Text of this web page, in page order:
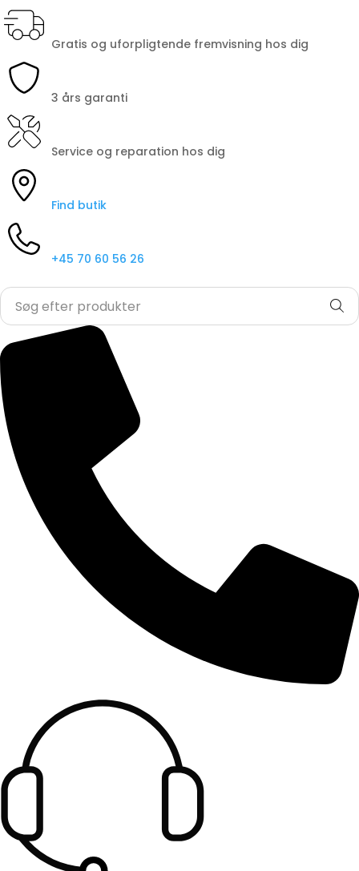
Gratis og uforpligtende fremvisning hos dig
3 års garanti
Service og reparation hos dig
Find butik
+45 70 60 56 26